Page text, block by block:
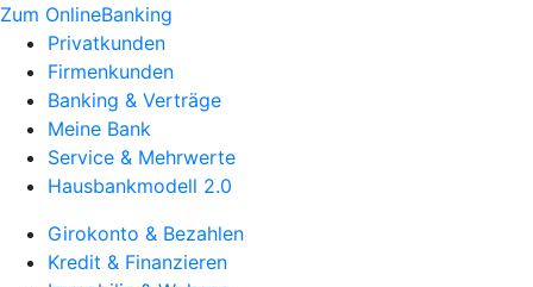
Zum OnlineBanking
Privatkunden
Firmenkunden
Banking & Verträge
Meine Bank
Service & Mehrwerte
Hausbankmodell 2.0
Girokonto & Bezahlen
Kredit & Finanzieren